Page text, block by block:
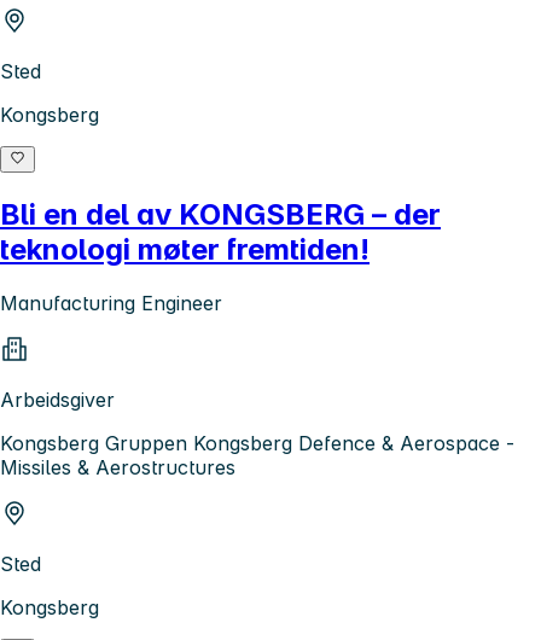
Sted
Kongsberg
Bli en del av KONGSBERG – der
teknologi møter fremtiden!
Manufacturing Engineer
Arbeidsgiver
Kongsberg Gruppen Kongsberg Defence & Aerospace -
Missiles & Aerostructures
Sted
Kongsberg